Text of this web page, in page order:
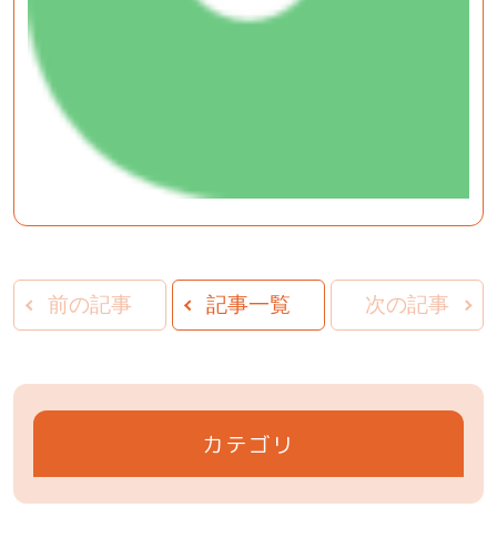
前の記事 記事一覧 次の記事
カテゴリ